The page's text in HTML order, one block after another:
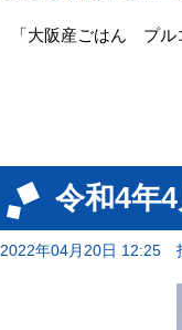
「大阪産ごはん プ
令和4年
2022年04月20日 12:25